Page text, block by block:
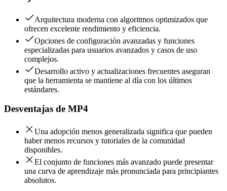
Arquitectura moderna con algoritmos optimizados que
ofrecen excelente rendimiento y eficiencia.
Opciones de configuración avanzadas y funciones
especializadas para usuarios avanzados y casos de uso
complejos.
Desarrollo activo y actualizaciones frecuentes aseguran
que la herramienta se mantiene al día con los últimos
estándares.
Desventajas de MP4
Una adopción menos generalizada significa que pueden
haber menos recursos y tutoriales de la comunidad
disponibles.
El conjunto de funciones más avanzado puede presentar
una curva de aprendizaje más pronunciada para principiantes
absolutos.